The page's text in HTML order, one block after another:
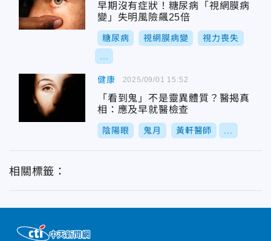
早期沒有症狀！糖尿病「視網膜病
變」失明風險飆25倍
糖尿病 視網膜病變 視力喪失
健康
「看到鬼」不是靈異體質？醫揭真
相：應及早就醫檢查
陰陽眼 鬼月 黃軒醫師
2025/09/01 15:52
相關標籤：